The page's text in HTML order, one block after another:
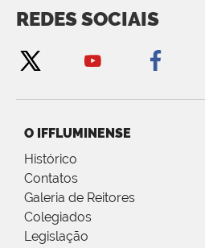
REDES SOCIAIS
O IFFLUMINENSE
Histórico
Contatos
Galeria de Reitores
Colegiados
Legislação